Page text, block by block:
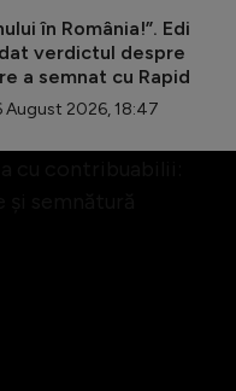
în România!”. Edi
verdictul despre
a semnat cu Rapid
2026, 18:47